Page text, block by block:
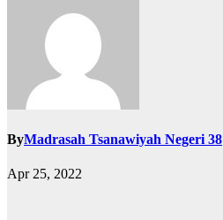
ByMadrasah Tsanawiyah Negeri 38
Apr 25, 2022